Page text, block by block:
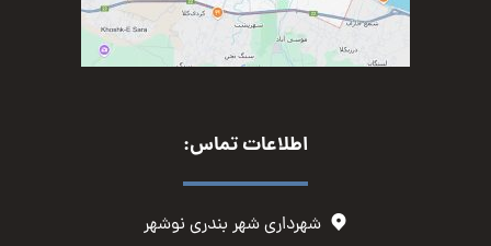
اطلاعات تماس:
شهرداری شهر بندری نوشهر